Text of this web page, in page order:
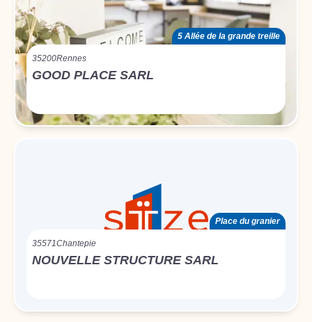
5 Allée de la grande treille
35200Rennes
GOOD PLACE SARL
Place du granier
35571Chantepie
NOUVELLE STRUCTURE SARL